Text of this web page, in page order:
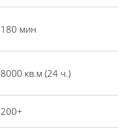
180 мин
8000 кв.м (24 ч.)
200+